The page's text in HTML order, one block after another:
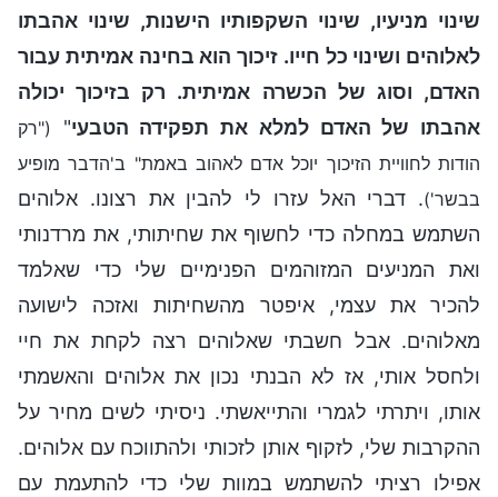
שינוי מניעיו, שינוי השקפותיו הישנות, שינוי אהבתו
לאלוהים ושינוי כל חייו. זיכוך הוא בחינה אמיתית עבור
האדם, וסוג של הכשרה אמיתית. רק בזיכוך יכולה
אהבתו של האדם למלא את תפקידה הטבעי"
("רק
הודות לחוויית הזיכוך יוכל אדם לאהוב באמת" ב'הדבר מופיע
בבשר'). דברי האל עזרו לי להבין את רצונו. אלוהים
השתמש במחלה כדי לחשוף את שחיתותי, את מרדנותי
ואת המניעים המזוהמים הפנימיים שלי כדי שאלמד
להכיר את עצמי, איפטר מהשחיתות ואזכה לישועה
מאלוהים. אבל חשבתי שאלוהים רצה לקחת את חיי
ולחסל אותי, אז לא הבנתי נכון את אלוהים והאשמתי
אותו, ויתרתי לגמרי והתייאשתי. ניסיתי לשים מחיר על
ההקרבות שלי, לזקוף אותן לזכותי ולהתווכח עם אלוהים.
אפילו רציתי להשתמש במוות שלי כדי להתעמת עם